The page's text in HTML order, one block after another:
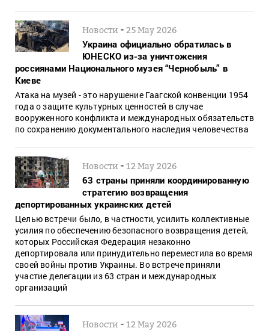
Новости -25 May 2026
Украина официально обратилась в
ЮНЕСКО из-за уничтожения
россиянами Национального музея “Чернобыль” в
Киеве
Атака на музей - это нарушение Гаагской конвенции 1954
года о защите культурных ценностей в случае
вооруженного конфликта и международных обязательств
по сохранению документального наследия человечества
Новости -12 May 2026
63 страны приняли координированную
стратегию возвращения
депортированных украинских детей
Целью встречи было, в частности, усилить коллективные
усилия по обеспечению безопасного возвращения детей,
которых Российская Федерация незаконно
депортировала или принудительно переместила во время
своей войны против Украины. Во встрече приняли
участие делегации из 63 стран и международных
организаций
Новости -12 May 2026